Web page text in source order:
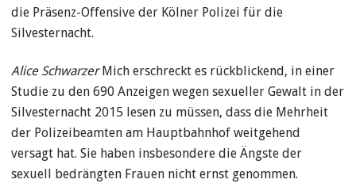
die Präsenz-Offensive der Kölner Polizei für die
Silvesternacht.
Alice SchwarzerMich erschreckt es rückblickend, in einer
Studie zu den 690 Anzeigen wegen sexueller Gewalt in der
Silvesternacht 2015 lesen zu müssen, dass die Mehrheit
der Polizeibeamten am Hauptbahnhof weitgehend
versagt hat. Sie haben insbesondere die Ängste der
sexuell bedrängten Frauen nicht ernst genommen.